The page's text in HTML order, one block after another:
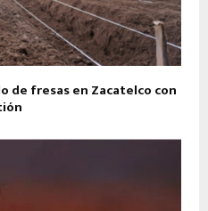
de fresas en Zacatelco con